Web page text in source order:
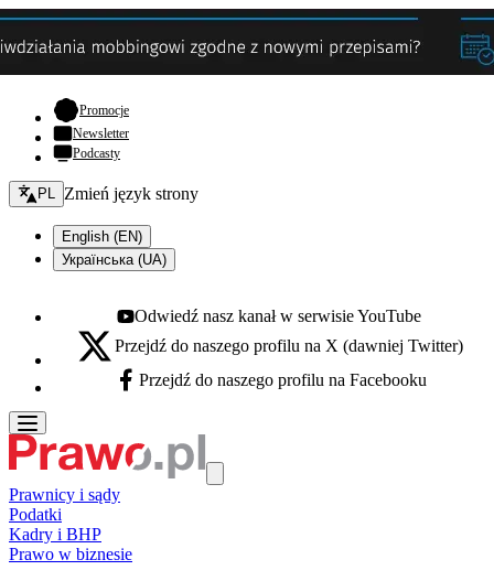
Promocje- otwiera się w nowej karcie
Newsletter
Podcasty
Zmień język - bieżący:
PL Zmień język strony
English (EN)
Українська (UA)
Youtube - otwiera się w nowej karcie
Odwiedź nasz kanał w serwisie YouTube
X - otwiera się w nowej karcie
Przejdź do naszego profilu na X (dawniej Twitter)
Facebook - otwiera się w nowej karcie
Przejdź do naszego profilu na Facebooku
Prawnicy i sądy
Podatki
Kadry i BHP
Prawo w biznesie